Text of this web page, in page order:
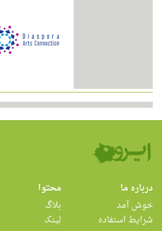
درباره ما
خوش آمد
شرایط استفاده
محتوا
بلاگ
لینک